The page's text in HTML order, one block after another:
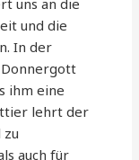
uns an die
und die
In der
ihm eine
lehrt der
auch für